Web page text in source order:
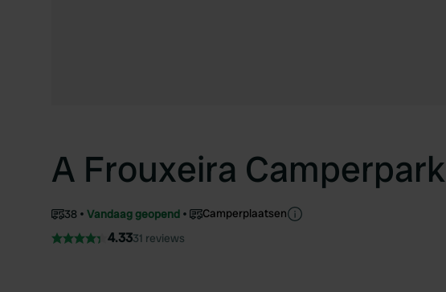
A Frouxeira Camperpark
38 Vandaag geopend Camperplaatsen
4.3331 reviews